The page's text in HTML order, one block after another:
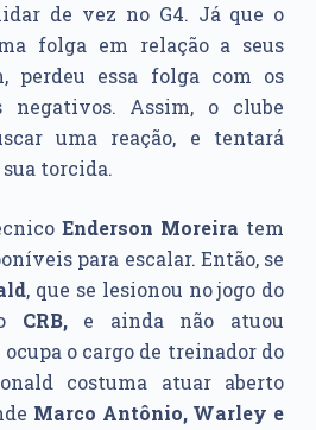
de vez no G4. Já que o
folga em relação a seus
perdeu essa folga com os
negativos. Assim, o clube
uma reação, e tentará
torcida.
Enderson Moreira tem
para escalar. Então, se
, que se lesionou no jogo do
CRB, e ainda não atuou
o cargo de treinador do
costuma atuar aberto
Marco Antônio, Warley e